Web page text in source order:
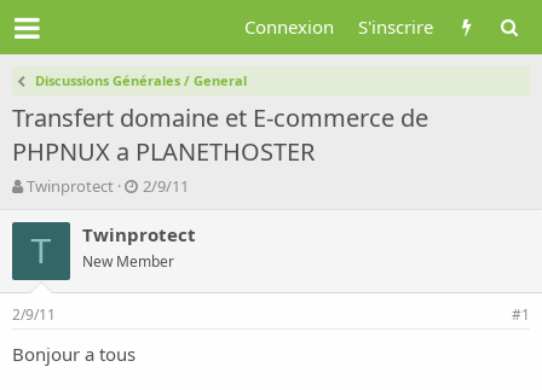
Connexion S'inscrire
Discussions Générales / General
Transfert domaine et E-commerce de
PHPNUX a PLANETHOSTER
A
t
r
d
l
Twinprotect
D
t
d
e
2/9/11
T Twinprotect
New Member
2/9/11 #1
Bonjour a tous